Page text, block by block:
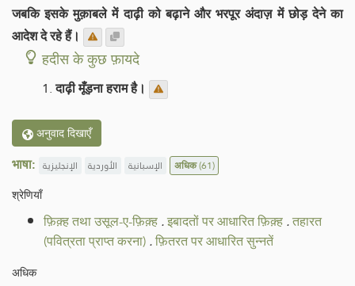
जबकि इसके मुक़ाबले में दाढ़ी को बढ़ाने और भरपूर अंदाज़ में छोड़ देने का
आदेश दे रहे हैं।
हदीस के कुछ फ़ायदे
दाढ़ी मूँड़ना हराम है।
अनुवाद दिखाएँ
भाषा: الإنجليزية الأوردية الإسبانية अधिक(61)
श्रेणियाँ
फ़िक़्ह तथा उसूल-ए-फ़िक़्ह.इबादतों पर आधारित फ़िक़्ह.तहारत
(पवित्रता प्राप्त करना).फ़ितरत पर आधारित सुन्नतें
अधिक